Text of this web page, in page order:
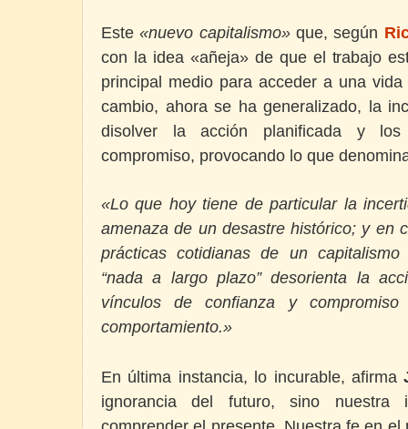
Este«nuevo capitalismo»que, según
con la idea «añeja» de que el trabajo
principal medio para acceder a una
cambio, ahora se ha generalizado, la
disolver la acción planificada y
compromiso, provocando lo que
«Lo que hoy tiene de particular la
amenaza de un desastre histórico; y en
prácticas cotidianas de un
“nada a largo plazo” desorienta la
vínculos de confianza y
comportamiento.»
En última instancia, lo incurable, afirma
ignorancia del futuro, sino nuestra